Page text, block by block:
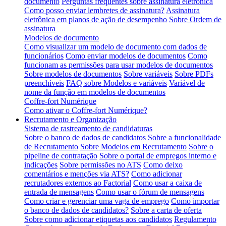
Como posso enviar lembretes de assinatura? Assinatura
eletrônica em planos de ação de desempenho Sobre Ordem de
assinatura
Modelos de documento
Como visualizar um modelo de documento com dados de
funcionários Como enviar modelos de documentos Como
funcionam as permissões para usar modelos de documentos
Sobre modelos de documentos Sobre variáveis Sobre PDFs
preenchíveis FAQ sobre Modelos e variáveis Variável de
nome da função em modelos de documentos
Coffre-fort Numérique
Como ativar o Coffre-fort Numérique?
Recrutamento e Organização
Sistema de rastreamento de candidaturas
Sobre o banco de dados de candidatos Sobre a funcionalidade
de Recrutamento Sobre Modelos em Recrutamento Sobre o
pipeline de contratação Sobre o portal de empregos interno e
indicações Sobre permissões no ATS Como deixo
comentários e menções via ATS? Como adicionar
recrutadores externos ao Factorial Como usar a caixa de
entrada de mensagens Como usar o fórum de mensagens
Como criar e gerenciar uma vaga de emprego Como importar
o banco de dados de candidatos? Sobre a carta de oferta
Sobre como adicionar etiquetas aos candidatos Regulamento